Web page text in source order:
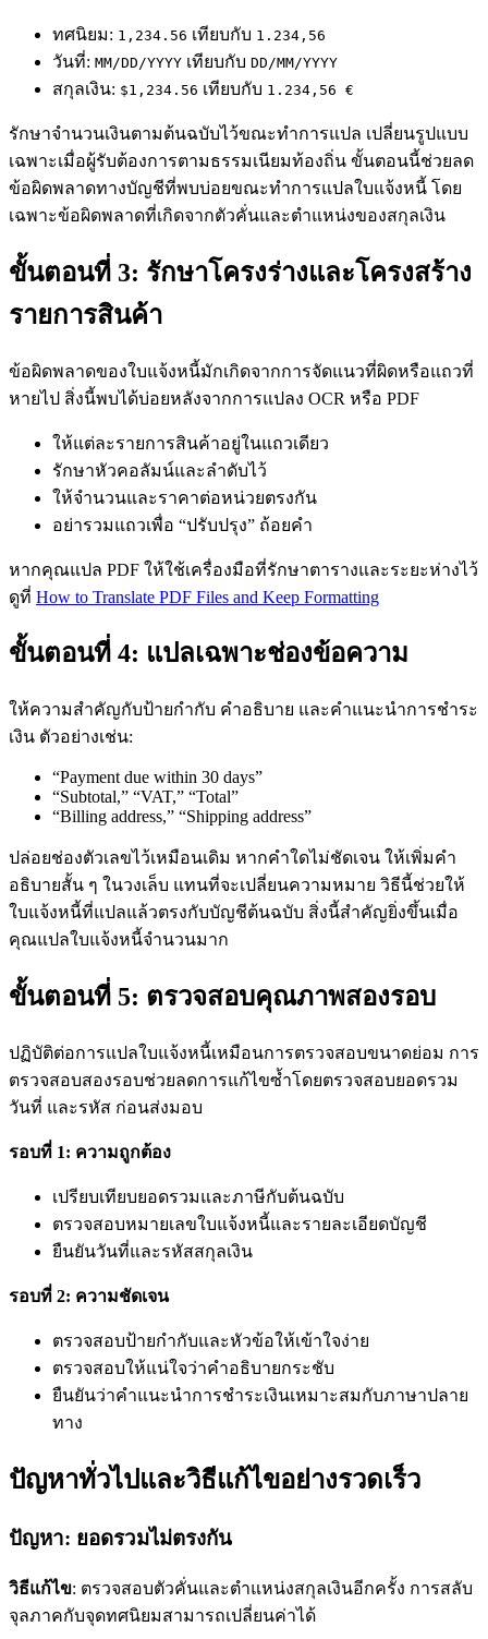
ทศนิยม: 1,234.56 เทียบกับ 1.234,56
วันที่: MM/DD/YYYY เทียบกับ DD/MM/YYYY
สกุลเงิน: $1,234.56 เทียบกับ 1.234,56 €
รักษาจำนวนเงินตามต้นฉบับไว้ขณะทำการแปล เปลี่ยนรูปแบบ
เฉพาะเมื่อผู้รับต้องการตามธรรมเนียมท้องถิ่น ขั้นตอนนี้ช่วยลด
ข้อผิดพลาดทางบัญชีที่พบบ่อยขณะทำการแปลใบแจ้งหนี้ โดย
เฉพาะข้อผิดพลาดที่เกิดจากตัวคั่นและตำแหน่งของสกุลเงิน
ขั้นตอนที่ 3: รักษาโครงร่างและโครงสร้าง
รายการสินค้า
ข้อผิดพลาดของใบแจ้งหนี้มักเกิดจากการจัดแนวที่ผิดหรือแถวที่
หายไป สิ่งนี้พบได้บ่อยหลังจากการแปลง OCR หรือ PDF
ให้แต่ละรายการสินค้าอยู่ในแถวเดียว
รักษาหัวคอลัมน์และลำดับไว้
ให้จำนวนและราคาต่อหน่วยตรงกัน
อย่ารวมแถวเพื่อ “ปรับปรุง” ถ้อยคำ
หากคุณแปล PDF ให้ใช้เครื่องมือที่รักษาตารางและระยะห่างไว้
ดูที่ How to Translate PDF Files and Keep Formatting
ขั้นตอนที่ 4: แปลเฉพาะช่องข้อความ
ให้ความสำคัญกับป้ายกำกับ คำอธิบาย และคำแนะนำการชำระ
เงิน ตัวอย่างเช่น:
“Payment due within 30 days”
“Subtotal,” “VAT,” “Total”
“Billing address,” “Shipping address”
ปล่อยช่องตัวเลขไว้เหมือนเดิม หากคำใดไม่ชัดเจน ให้เพิ่มคำ
อธิบายสั้น ๆ ในวงเล็บ แทนที่จะเปลี่ยนความหมาย วิธีนี้ช่วยให้
ใบแจ้งหนี้ที่แปลแล้วตรงกับบัญชีต้นฉบับ สิ่งนี้สำคัญยิ่งขึ้นเมื่อ
คุณแปลใบแจ้งหนี้จำนวนมาก
ขั้นตอนที่ 5: ตรวจสอบคุณภาพสองรอบ
ปฏิบัติต่อการแปลใบแจ้งหนี้เหมือนการตรวจสอบขนาดย่อม การ
ตรวจสอบสองรอบช่วยลดการแก้ไขซ้ำโดยตรวจสอบยอดรวม
วันที่ และรหัส ก่อนส่งมอบ
รอบที่ 1: ความถูกต้อง
เปรียบเทียบยอดรวมและภาษีกับต้นฉบับ
ตรวจสอบหมายเลขใบแจ้งหนี้และรายละเอียดบัญชี
ยืนยันวันที่และรหัสสกุลเงิน
รอบที่ 2: ความชัดเจน
ตรวจสอบป้ายกำกับและหัวข้อให้เข้าใจง่าย
ตรวจสอบให้แน่ใจว่าคำอธิบายกระชับ
ยืนยันว่าคำแนะนำการชำระเงินเหมาะสมกับภาษาปลาย
ทาง
ปัญหาทั่วไปและวิธีแก้ไขอย่างรวดเร็ว
ปัญหา: ยอดรวมไม่ตรงกัน
วิธีแก้ไข: ตรวจสอบตัวคั่นและตำแหน่งสกุลเงินอีกครั้ง การสลับ
จุลภาคกับจุดทศนิยมสามารถเปลี่ยนค่าได้